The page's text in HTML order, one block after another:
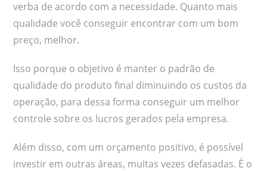
verba de acordo com a necessidade. Quanto mais
qualidade você conseguir encontrar com um bom
preço, melhor.
Isso porque o objetivo é manter o padrão de
qualidade do produto final diminuindo os custos da
operação, para dessa forma conseguir um melhor
controle sobre os lucros gerados pela empresa.
Além disso, com um orçamento positivo, é possível
investir em outras áreas, muitas vezes defasadas. É o